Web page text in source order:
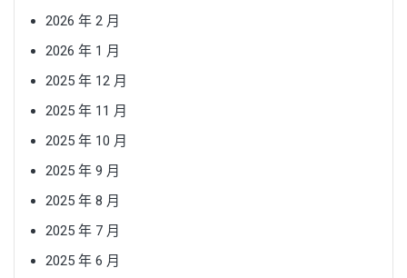
2026 年 2 月
2026 年 1 月
2025 年 12 月
2025 年 11 月
2025 年 10 月
2025 年 9 月
2025 年 8 月
2025 年 7 月
2025 年 6 月